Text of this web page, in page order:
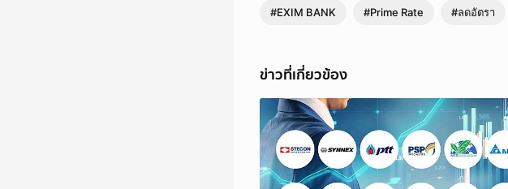
#EXIM BANK #Prime Rate #ลดอัตรา
ข่าวที่เกี่ยวข้อง